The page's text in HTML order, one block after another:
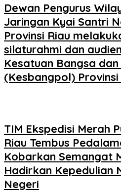
Dewan Pengurus
Jaringan Kyai Santri
Provinsi Riau
silaturahmi dan
Kesatuan Bangsa
(Kesbangpol) Provinsi
TIM Ekspedisi Merah
Riau Tembus
Kobarkan Semangat
Hadirkan Kepedulian
Negeri